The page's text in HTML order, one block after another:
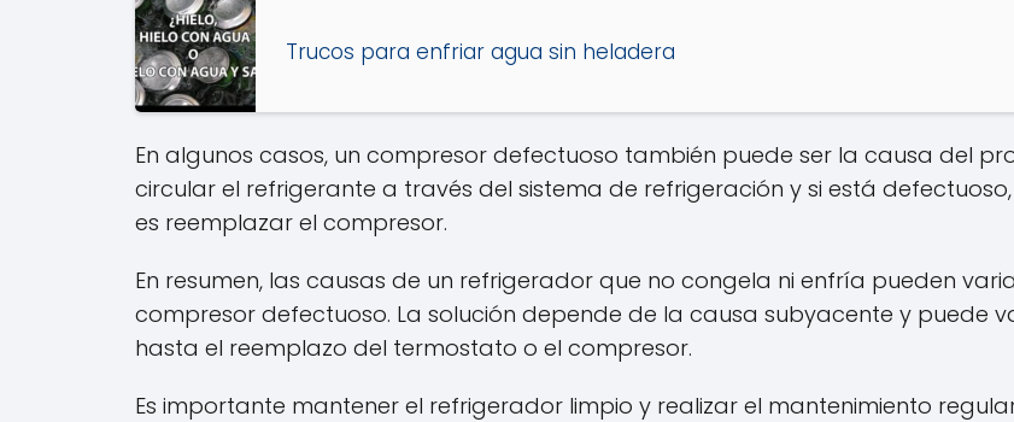
Trucos para enfriar agua sin heladera
En algunos casos, un compresor defectuoso también puede ser la causa del
circular el refrigerante a través del sistema de refrigeración y si está
es reemplazar el compresor.
En resumen, las causas de un refrigerador que no congela ni enfría pueden
compresor defectuoso. La solución depende de la causa subyacente y puede
hasta el reemplazo del termostato o el compresor.
Es importante mantener el refrigerador limpio y realizar el mantenimiento